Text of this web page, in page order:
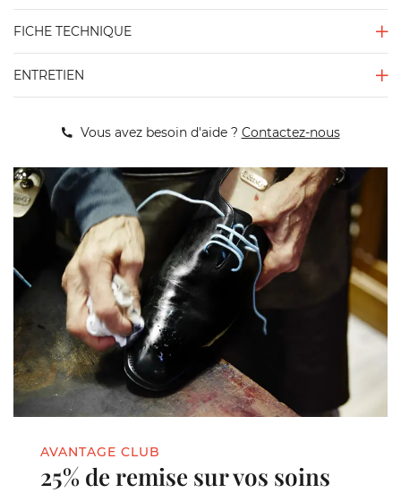
FICHE TECHNIQUE
ENTRETIEN
Vous avez besoin d'aide ? Contactez-nous
AVANTAGE CLUB
25% de remise sur vos soins